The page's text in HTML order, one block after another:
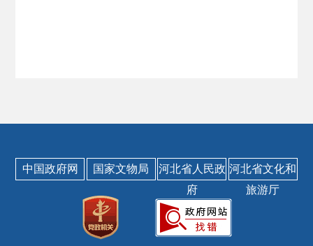
中国政府网 国家文物局
河北省人民政
府
河北省文化和
旅游厅